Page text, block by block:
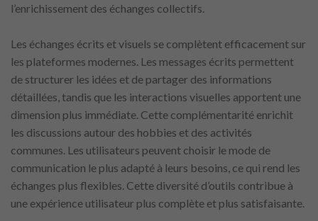
l’enrichissement des échanges collectifs.
Les échanges écrits et visuels se complètent efficacement sur
les plateformes modernes. Les messages écrits permettent
de structurer les idées et de partager des informations
détaillées, tandis que les interactions visuelles apportent une
dimension plus immédiate. Cette complémentarité enrichit
les discussions autour des hobbies et des activités
communes. Les utilisateurs peuvent choisir le mode de
communication le plus adapté à leurs besoins, ce qui rend les
échanges plus flexibles. Cette diversité d’outils contribue à
une expérience utilisateur plus complète et plus satisfaisante.